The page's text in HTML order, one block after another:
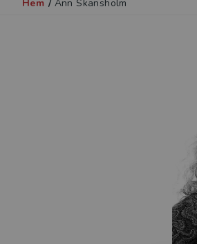
Hem / Ann Skansholm